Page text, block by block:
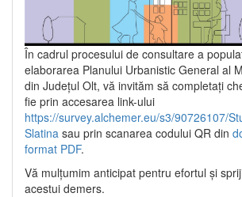
În cadrul procesului de consultare a
elaborarea Planului Urbanistic General al
din Județul Olt, vă invităm să completați
fie prin accesarea link-ului
https://survey.alchemer.eu/s3/90726107/
Slatina sau prin scanarea codului QR din
format PDF.
Vă mulţumim anticipat pentru efortul şi
acestui demers.